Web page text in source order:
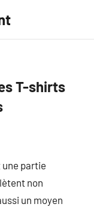
T-shirts
partie
non
un moyen